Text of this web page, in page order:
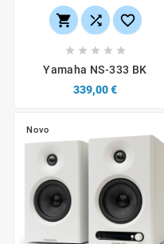
  
    
Yamaha NS-333 BK
339,00 €
Novo